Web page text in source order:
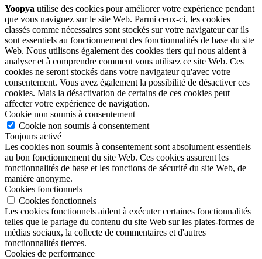
Yoopya utilise des cookies pour améliorer votre expérience pendant
que vous naviguez sur le site Web. Parmi ceux-ci, les cookies
classés comme nécessaires sont stockés sur votre navigateur car ils
sont essentiels au fonctionnement des fonctionnalités de base du site
Web. Nous utilisons également des cookies tiers qui nous aident à
analyser et à comprendre comment vous utilisez ce site Web. Ces
cookies ne seront stockés dans votre navigateur qu'avec votre
consentement. Vous avez également la possibilité de désactiver ces
cookies. Mais la désactivation de certains de ces cookies peut
affecter votre expérience de navigation.
Cookie non soumis à consentement
Cookie non soumis à consentement
Toujours activé
Les cookies non soumis à consentement sont absolument essentiels
au bon fonctionnement du site Web. Ces cookies assurent les
fonctionnalités de base et les fonctions de sécurité du site Web, de
manière anonyme.
Cookies fonctionnels
Cookies fonctionnels
Les cookies fonctionnels aident à exécuter certaines fonctionnalités
telles que le partage du contenu du site Web sur les plates-formes de
médias sociaux, la collecte de commentaires et d'autres
fonctionnalités tierces.
Cookies de performance